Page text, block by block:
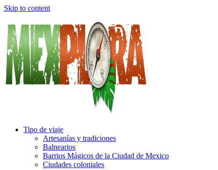
Skip to content
Tipo de viaje
Artesanías y tradiciones
Balnearios
Barrios Mágicos de la Ciudad de Mexico
Ciudades coloniales